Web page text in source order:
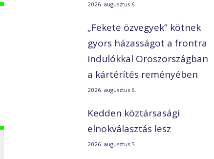
2026. augusztus 6.
„Fekete özvegyek” kötnek
gyors házasságot a frontra
indulókkal Oroszországban
a kártérítés reményében
2026. augusztus 6.
Kedden köztársasági
elnökválasztás lesz
2026. augusztus 5.